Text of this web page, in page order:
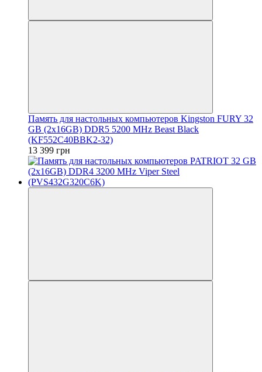
Память для настольных компьютеров Kingston FURY 32
GB (2x16GB) DDR5 5200 MHz Beast Black
(KF552C40BBK2-32)
13 399 грн